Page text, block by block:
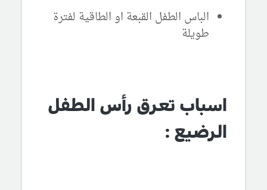
الباس الطفل القبعة او الطاقية لفترة
طويلة
اسباب تعرق رأس الطفل
الرضيع :